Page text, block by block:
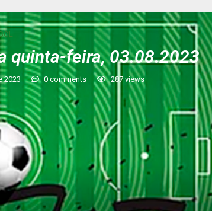
quinta-feira, 03.08.2023
2023 0 comments 287views